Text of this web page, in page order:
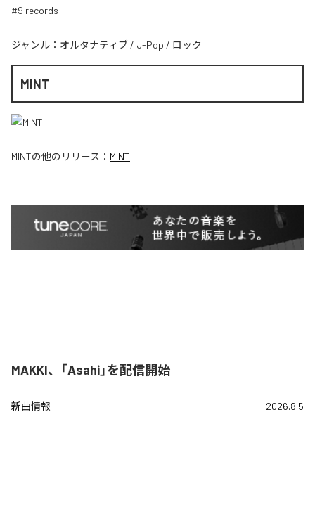
#9 records
ジャンル： オルタナティブ / J-Pop / ロック
MINT
MINTの他のリリース： MINT
MAKKI、「Asahi」を配信開始
新曲情報 2026.8.5